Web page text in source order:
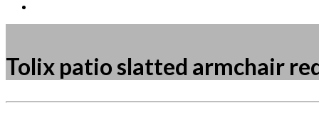
Tolix patio slatted armchair